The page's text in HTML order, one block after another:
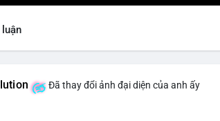
luận
Đã thay đổi ảnh đại diện của anh ấy